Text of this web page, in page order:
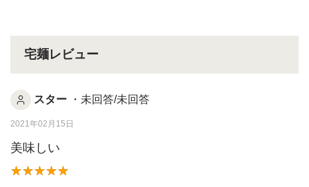
宅麺レビュー
スター ・未回答/未回答
2021年02月15日
美味しい